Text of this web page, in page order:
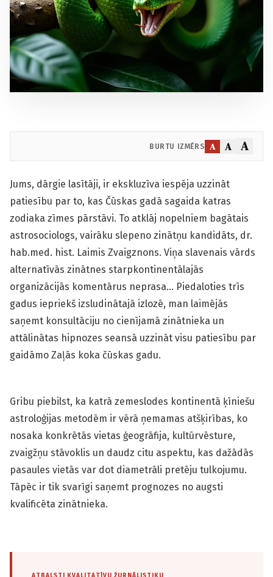
BURTU IZMĒRS A A A
Jums, dārgie lasītāji, ir ekskluzīva iespēja uzzināt
patiesību par to, kas Čūskas gadā sagaida katras
zodiaka zīmes pārstāvi. To atklāj nopelniem bagātais
astrosociologs, vairāku slepeno zinātņu kandidāts, dr.
hab.med. hist. Laimis Zvaigznons. Viņa slavenais vārds
alternatīvās zinātnes starpkontinentālajās
organizācijās komentārus neprasa… Piedaloties trīs
gadus iepriekš izsludinātajā izlozē, man laimējās
saņemt konsultāciju no cienījamā zinātnieka un
attālinātas hipnozes seansā uzzināt visu patiesību par
gaidāmo Zaļās koka čūskas gadu.
Gribu piebilst, ka katrā zemeslodes kontinentā ķīniešu
astroloģijas metodēm ir vērā ņemamas atšķirības, ko
nosaka konkrētās vietas ģeogrāfija, kultūrvēsture,
zvaigžņu stāvoklis un daudz citu aspektu, kas dažādās
pasaules vietās var dot diametrāli pretēju tulkojumu.
Tāpēc ir tik svarīgi saņemt prognozes no augsti
kvalificēta zinātnieka.